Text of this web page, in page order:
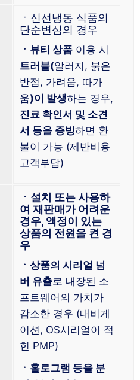
ㆍ신선냉동 식품의
단순변심의 경우
ㆍ뷰티 상품 이용 시
트러블(알러지, 붉은
반점, 가려움, 따가
움)이 발생하는 경우,
진료 확인서 및 소견
서 등을 증빙하면 환
불이 가능 (제반비용
고객부담)
ㆍ설치 또는 사용하
여 재판매가 어려운
경우, 액정이 있는
상품의 전원을 켠 경
우
ㆍ상품의 시리얼 넘
버 유출로 내장된 소
프트웨어의 가치가
감소한 경우 (내비게
이션, OS시리얼이 적
힌 PMP)
ㆍ홀로그램 등을 분